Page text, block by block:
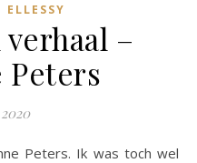
ELLESSY
–
Peters